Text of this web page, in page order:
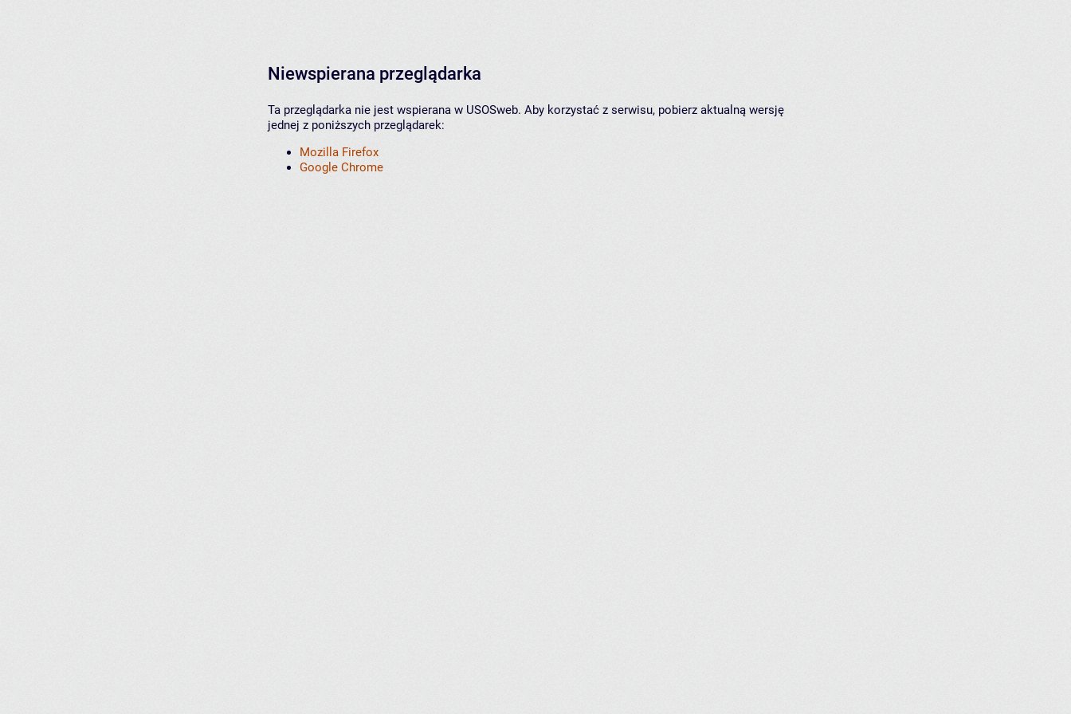
Niewspierana przeglądarka
Ta przeglądarka nie jest wspierana w USOSweb. Aby korzystać z serwisu, pobierz aktualną wersję
jednej z poniższych przeglądarek:
Mozilla Firefox
Google Chrome